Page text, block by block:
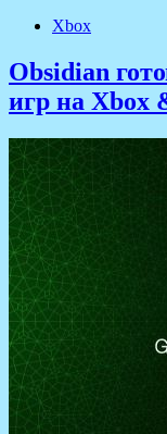
Xbox
Obsidian
игр на Xbox